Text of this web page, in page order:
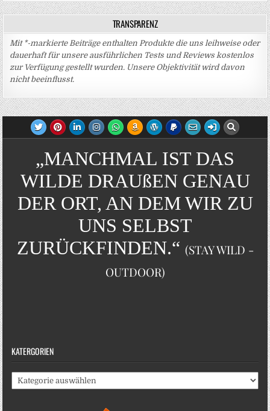
TRANSPARENZ
Mit *-markierte Beiträge enthalten Produkte die uns leihweise oder
dauerhaft für unsere ausführlichen Tests und Reviews kostenlos
zur Verfügung gestellt wurden. Unsere Objektivität wird davon
nicht beeinflusst.
„MANCHMAL IST DAS
WILDE DRAUßEN GENAU
DER ORT, AN DEM WIR ZU
UNS SELBST
ZURÜCKFINDEN.“ (STAY WILD -
OUTDOOR)
KATERGORIEN
Katergorien